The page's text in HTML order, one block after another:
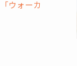
「ウォーカ